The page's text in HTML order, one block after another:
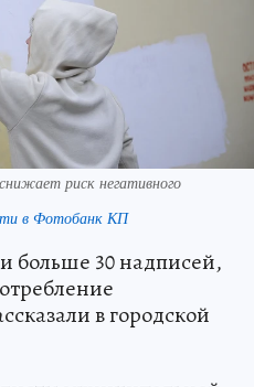
риск негативного
в Фотобанк КП
больше 30 надписей,
в городской